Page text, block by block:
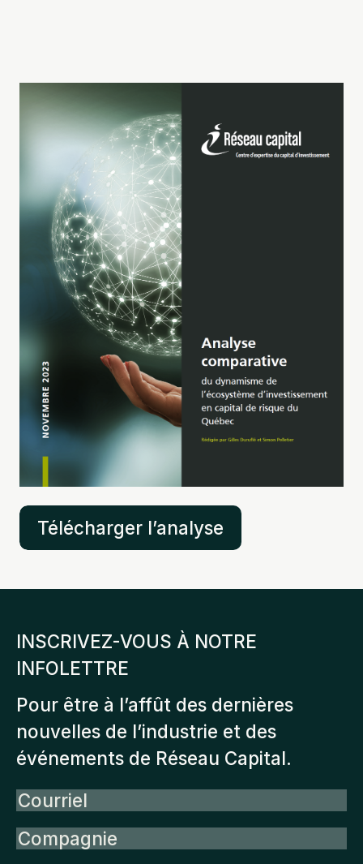
Télécharger l’analyse
INSCRIVEZ-VOUS À NOTRE
INFOLETTRE
Pour être à l’affût des dernières
nouvelles de l’industrie et des
événements de Réseau Capital.
Courriel
Compagnie